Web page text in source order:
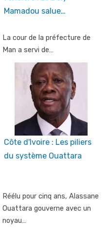
Mamadou salue…
La cour de la préfecture de
Man a servi de…
Côte d'Ivoire : Les piliers
du système Ouattara
Réélu pour cinq ans, Alassane
Ouattara gouverne avec un
noyau…